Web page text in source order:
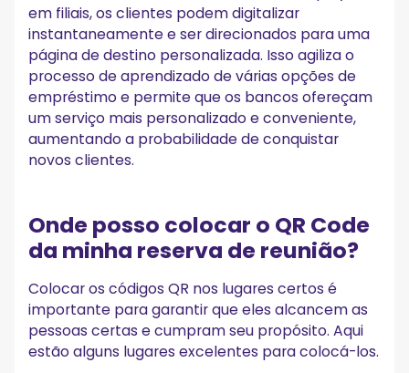
em filiais, os clientes podem digitalizar
instantaneamente e ser direcionados para uma
página de destino personalizada. Isso agiliza o
processo de aprendizado de várias opções de
empréstimo e permite que os bancos ofereçam
um serviço mais personalizado e conveniente,
aumentando a probabilidade de conquistar
novos clientes.
Onde posso colocar o QR Code
da minha reserva de reunião?
Colocar os códigos QR nos lugares certos é
importante para garantir que eles alcancem as
pessoas certas e cumpram seu propósito. Aqui
estão alguns lugares excelentes para colocá-los.